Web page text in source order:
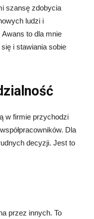
szansę zdobycia
ludzi i
to dla mnie
i stawiania sobie
w firmie przychodzi
Dla
decyzji. Jest to
przez innych. To